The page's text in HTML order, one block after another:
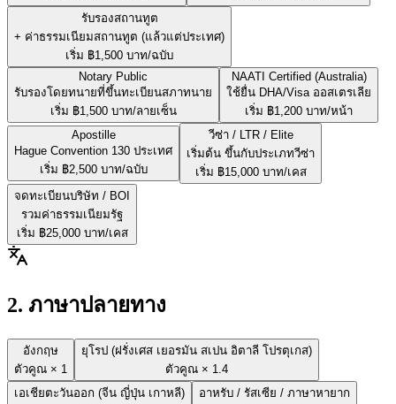
รับรองสถานทูต
+ ค่าธรรมเนียมสถานทูต (แล้วแต่ประเทศ)
เริ่ม ฿1,500 บาท/ฉบับ
Notary Public
รับรองโดยทนายที่ขึ้นทะเบียนสภาทนาย
เริ่ม ฿1,500 บาท/ลายเซ็น
NAATI Certified (Australia)
ใช้ยื่น DHA/Visa ออสเตรเลีย
เริ่ม ฿1,200 บาท/หน้า
Apostille
Hague Convention 130 ประเทศ
เริ่ม ฿2,500 บาท/ฉบับ
วีซ่า / LTR / Elite
เริ่มต้น ขึ้นกับประเภทวีซ่า
เริ่ม ฿15,000 บาท/เคส
จดทะเบียนบริษัท / BOI
รวมค่าธรรมเนียมรัฐ
เริ่ม ฿25,000 บาท/เคส
2. ภาษาปลายทาง
อังกฤษ
ตัวคูณ × 1
ยุโรป (ฝรั่งเศส เยอรมัน สเปน อิตาลี โปรตุเกส)
ตัวคูณ × 1.4
เอเชียตะวันออก (จีน ญี่ปุ่น เกาหลี)
อาหรับ / รัสเซีย / ภาษาหายาก